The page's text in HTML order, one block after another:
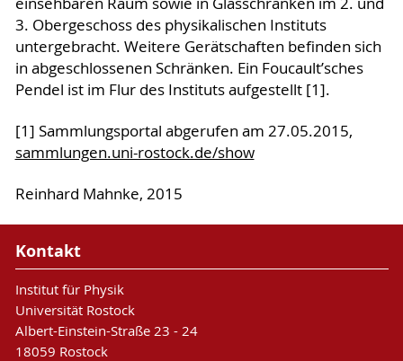
einsehbaren Raum sowie in Glasschränken im 2. und
3. Obergeschoss des physikalischen Instituts
untergebracht. Weitere Gerätschaften befinden sich
in abgeschlossenen Schränken. Ein Foucault’sches
Pendel ist im Flur des Instituts aufgestellt [1].
[1] Sammlungsportal abgerufen am 27.05.2015,
sammlungen.uni-rostock.de/show
Reinhard Mahnke, 2015
Kontakt
Institut für Physik
Universität Rostock
Albert-Einstein-Straße 23 - 24
18059 Rostock